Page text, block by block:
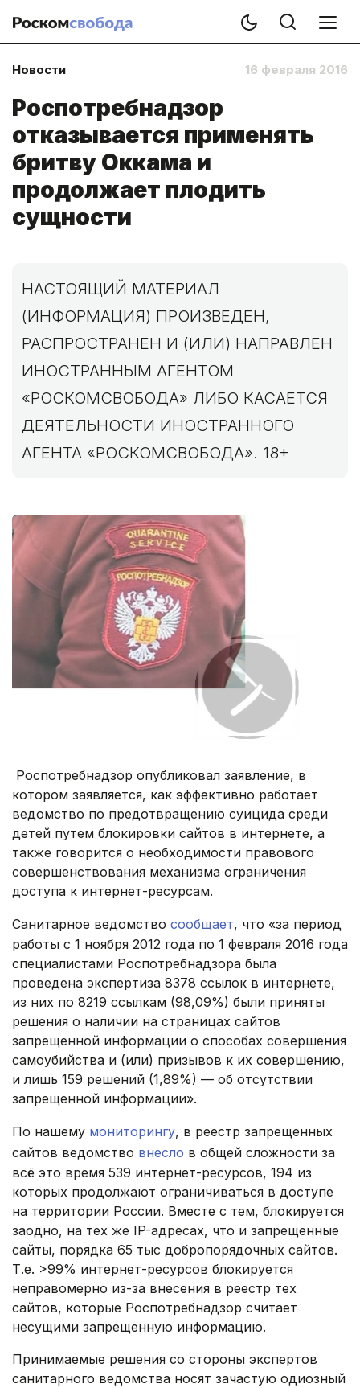
Новости 16 февраля 2016
Роспотребнадзор
отказывается применять
бритву Оккама и
продолжает плодить
сущности
НАСТОЯЩИЙ МАТЕРИАЛ
(ИНФОРМАЦИЯ) ПРОИЗВЕДЕН,
РАСПРОСТРАНЕН И (ИЛИ) НАПРАВЛЕН
ИНОСТРАННЫМ АГЕНТОМ
«РОСКОМСВОБОДА» ЛИБО КАСАЕТСЯ
ДЕЯТЕЛЬНОСТИ ИНОСТРАННОГО
АГЕНТА «РОСКОМСВОБОДА». 18+
Роспотребнадзор опубликовал заявление, в
котором заявляется, как эффективно работает
ведомство по предотвращению суицида среди
детей путем блокировки сайтов в интернете, а
также говорится о необходимости правового
совершенствования механизма ограничения
доступа к интернет-ресурсам.
Санитарное ведомство сообщает, что «за период
работы с 1 ноября 2012 года по 1 февраля 2016 года
специалистами Роспотребнадзора была
проведена экспертиза 8378 ссылок в интернете,
из них по 8219 ссылкам (98,09%) были приняты
решения о наличии на страницах сайтов
запрещенной информации о способах совершения
самоубийства и (или) призывов к их совершению,
и лишь 159 решений (1,89%) — об отсутствии
запрещенной информации».
По нашему мониторингу, в реестр запрещенных
сайтов ведомство внесло в общей сложности за
всё это время 539 интернет-ресурсов, 194 из
которых продолжают ограничиваться в доступе
на территории России. Вместе с тем, блокируется
заодно, на тех же IP-адресах, что и запрещенные
сайты, порядка 65 тыс добропорядочных сайтов.
Т.е. >99% интернет-ресурсов блокируется
неправомерно из-за внесения в реестр тех
сайтов, которые Роспотребнадзор считает
несущими запрещенную информацию.
Принимаемые решения со стороны экспертов
санитарного ведомства носят зачастую одиозный